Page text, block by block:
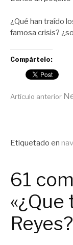
¿Qué han traído
famosa crisis?
Compártelo:
Artículo anterior
Publicado
Etiquetado en
61